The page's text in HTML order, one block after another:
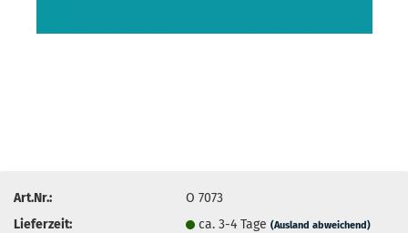
Art.Nr.:
O 7073
Lieferzeit:
ca. 3-4 Tage(Ausland abweichend)